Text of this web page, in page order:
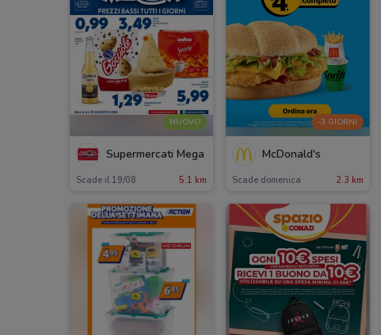
NUOVO
Supermercati Mega
Scade il 19/08 5.1 km
-3 GIORNI
McDonald's
Scade domenica 2.3 km